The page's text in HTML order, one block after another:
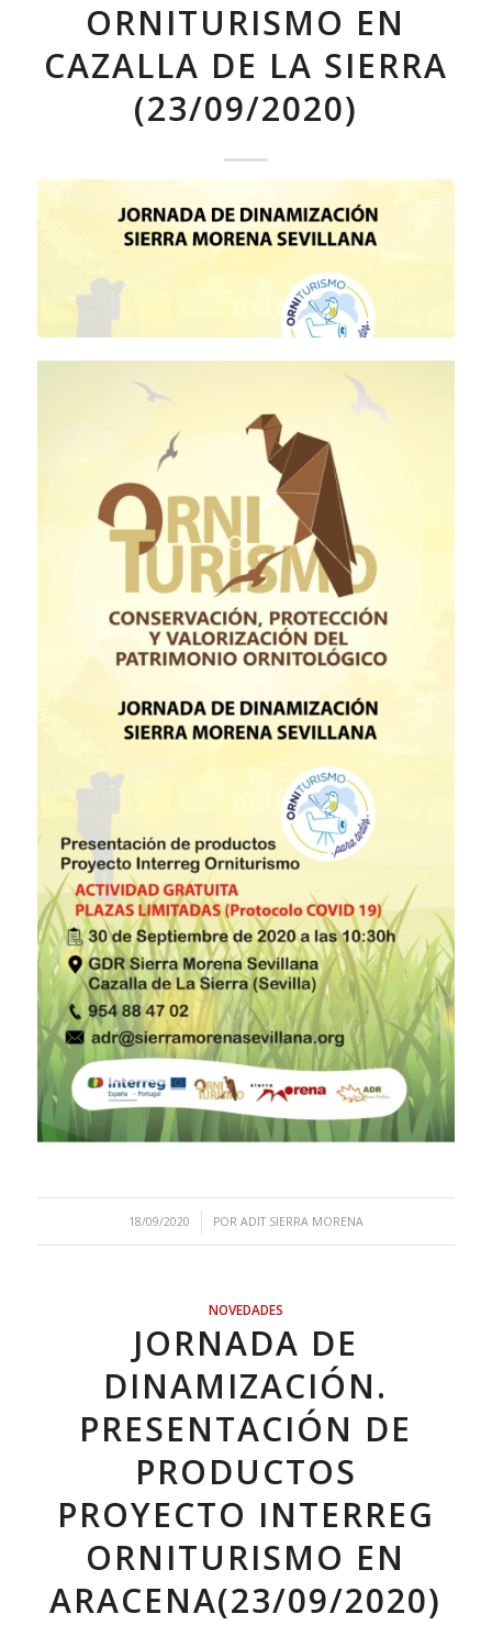
ORNITURISMO EN
CAZALLA DE LA SIERRA
(23/09/2020)
18/09/2020
/ POR ADIT SIERRA MORENA
NOVEDADES
JORNADA DE
DINAMIZACIÓN.
PRESENTACIÓN DE
PRODUCTOS
PROYECTO INTERREG
ORNITURISMO EN
ARACENA(23/09/2020)